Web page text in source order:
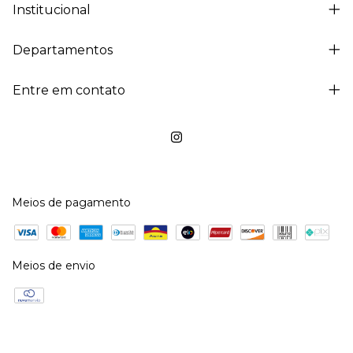
Institucional
Departamentos
Entre em contato
Meios de pagamento
Meios de envio